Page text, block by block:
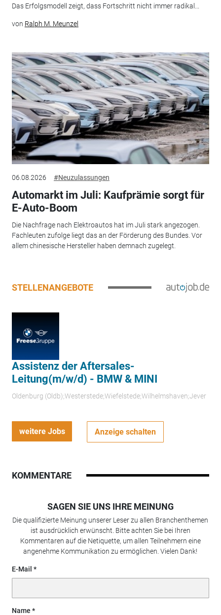
Das Erfolgsmodell zeigt, dass Fortschritt nicht immer radikal...
von Ralph M. Meunzel
06.08.2026 #Neuzulassungen
Automarkt im Juli: Kaufprämie sorgt für
E-Auto-Boom
Die Nachfrage nach Elektroautos hat im Juli stark angezogen.
Fachleuten zufolge liegt das an der Förderung des Bundes. Vor
allem chinesische Hersteller haben demnach zugelegt.
STELLENANGEBOTE
Assistenz der Aftersales-
Leitung(m/w/d) - BMW & MINI
Oldenburg (Oldb);Westerstede;Wiefelstede;Wilhelmshaven;Jever
weitere Jobs Anzeige schalten
KOMMENTARE
SAGEN SIE UNS IHRE MEINUNG
Die qualifizierte Meinung unserer Leser zu allen Branchenthemen
ist ausdrücklich erwünscht. Bitte achten Sie bei Ihren
Kommentaren auf die Netiquette, um allen Teilnehmern eine
angenehme Kommunikation zu ermöglichen. Vielen Dank!
E-Mail
Name